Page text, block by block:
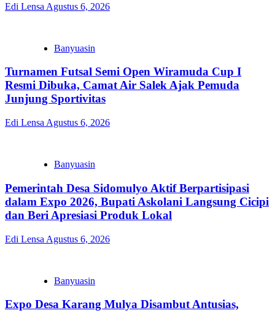
Edi Lensa Agustus 6, 2026
Banyuasin
Turnamen Futsal Semi Open Wiramuda Cup I
Resmi Dibuka, Camat Air Salek Ajak Pemuda
Junjung Sportivitas
Edi Lensa Agustus 6, 2026
Banyuasin
Pemerintah Desa Sidomulyo Aktif Berpartisipasi
dalam Expo 2026, Bupati Askolani Langsung Cicipi
dan Beri Apresiasi Produk Lokal
Edi Lensa Agustus 6, 2026
Banyuasin
Expo Desa Karang Mulya Disambut Antusias,